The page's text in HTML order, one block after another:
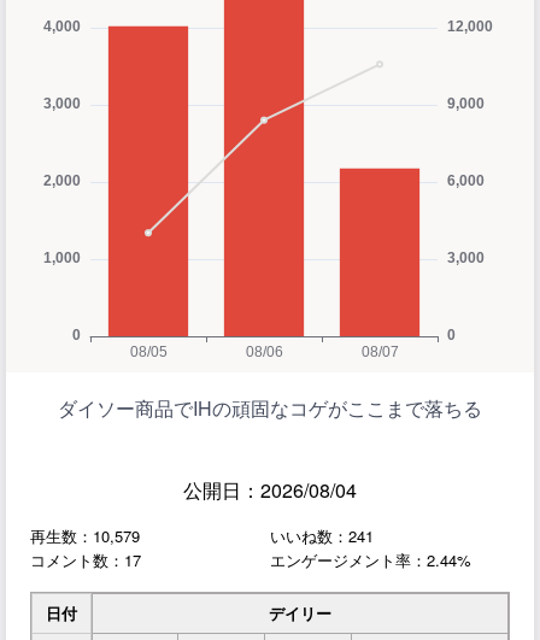
ダイソー商品でIHの頑固なコゲがここまで落ちる
公開日：2026/08/04
再生数：10,579
いいね数：241
コメント数：17
エンゲージメント率：2.44%
日付
デイリー